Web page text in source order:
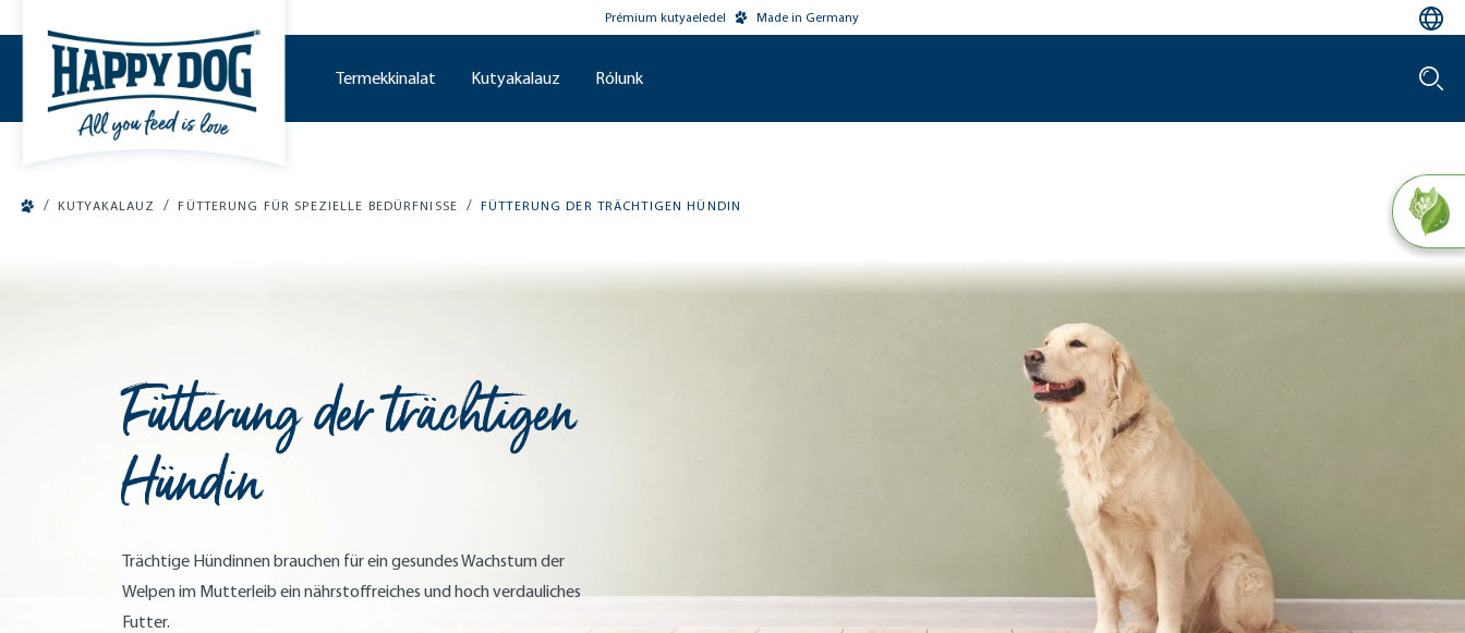
Prémium kutyaeledel Made in Germany
Termekkinalat Kutyakalauz Rólunk
/ KUTYAKALAUZ / FÜTTERUNG FÜR SPEZIELLE BEDÜRFNISSE / FÜTTERUNG DER TRÄCHTIGEN HÜNDIN
Fütterung der trächtigen
Hündin
Trächtige Hündinnen brauchen für ein gesundes Wachstum der
Welpen im Mutterleib ein nährstoffreiches und hoch verdauliches
Futter.